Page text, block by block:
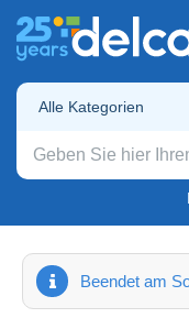
Alle Kategorien
Beendet am